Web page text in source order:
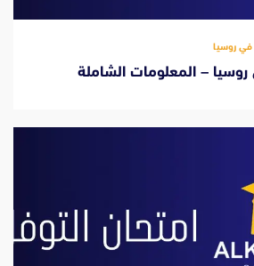
في روسيا
– المعلومات الشاملة